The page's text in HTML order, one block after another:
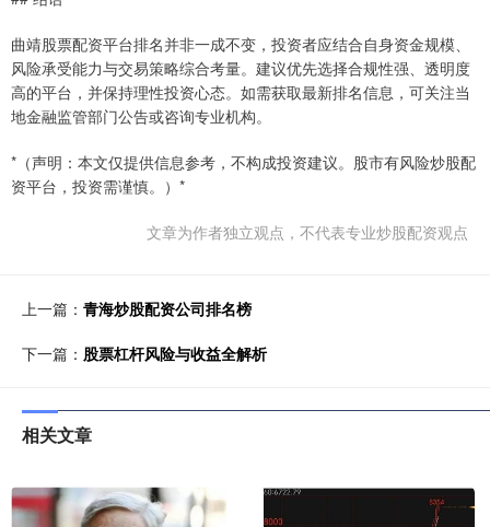
曲靖股票配资平台排名并非一成不变，投资者应结合自身资金规模、
风险承受能力与交易策略综合考量。建议优先选择合规性强、透明度
高的平台，并保持理性投资心态。如需获取最新排名信息，可关注当
地金融监管部门公告或咨询专业机构。
*（声明：本文仅提供信息参考，不构成投资建议。股市有风险炒股配
资平台，投资需谨慎。）*
文章为作者独立观点，不代表专业炒股配资观点
上一篇： 青海炒股配资公司排名榜
下一篇： 股票杠杆风险与收益全解析
相关文章